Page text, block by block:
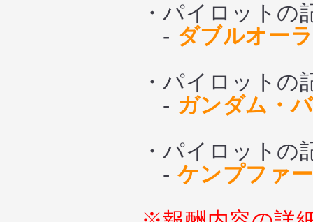
・パイロットの
- ダブルオー
・パイロットの
- ガンダム・
・パイロットの
- ケンプファ